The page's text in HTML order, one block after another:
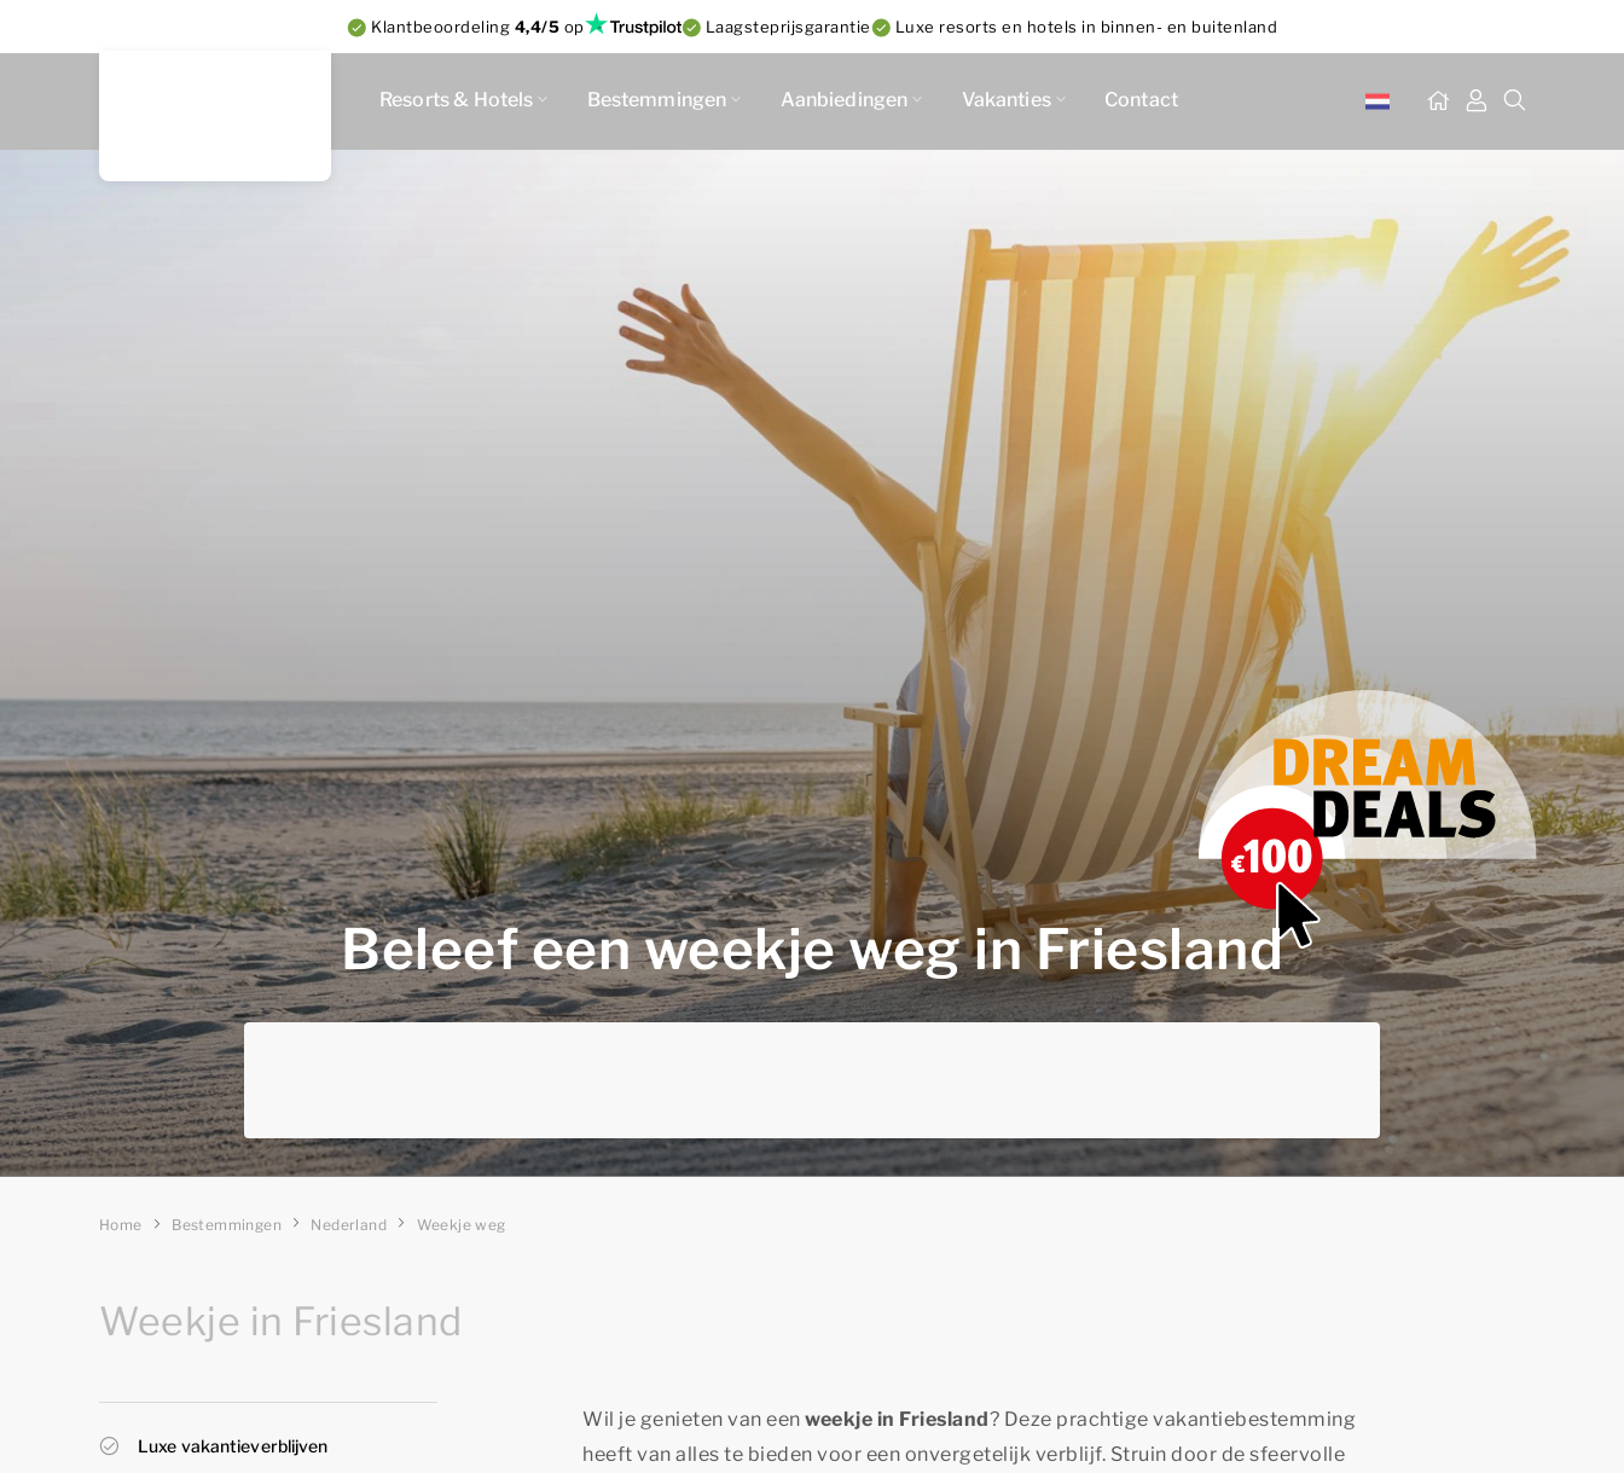
Klantbeoordeling 4,4/5 op Laagsteprijsgarantie Luxe resorts en hotels in binnen- en buitenland
Resorts & Hotels Bestemmingen Aanbiedingen Vakanties Contact
Beleef een weekje weg in Friesland
Home Bestemmingen Nederland Weekje weg
Weekje in Friesland
Luxe vakantieverblijven
Wil je genieten van een weekje in Friesland? Deze prachtige vakantiebestemming
heeft van alles te bieden voor een onvergetelijk verblijf. Struin door de sfeervolle